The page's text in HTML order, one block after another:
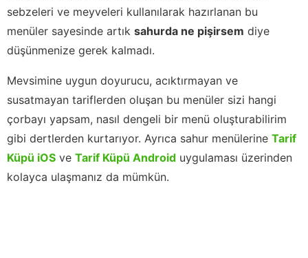
sebzeleri ve meyveleri kullanılarak hazırlanan bu
menüler sayesinde artık sahurda ne pişirsem diye
düşünmenize gerek kalmadı.
Mevsimine uygun doyurucu, acıktırmayan ve
susatmayan tariflerden oluşan bu menüler sizi hangi
çorbayı yapsam, nasıl dengeli bir menü oluşturabilirim
gibi dertlerden kurtarıyor. Ayrıca sahur menülerine Tarif
Küpü iOS ve Tarif Küpü Android uygulaması üzerinden
kolayca ulaşmanız da mümkün.